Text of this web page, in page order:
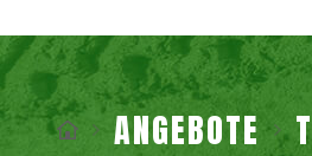
ANGEBOTE